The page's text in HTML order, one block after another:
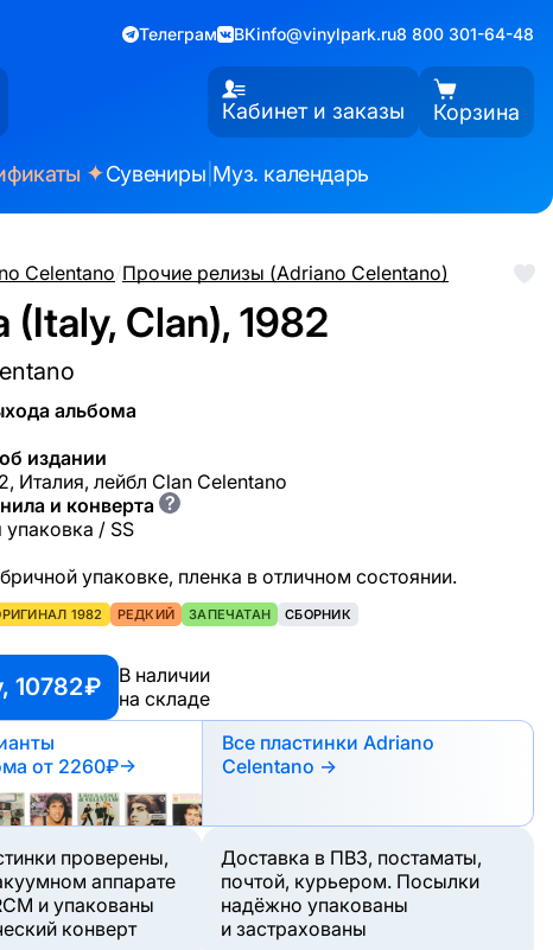
Телеграм ВКinfo@vinylpark.ru8 800 301-64-48
Кабинет и заказы Корзина
✦Сувениры Муз. календарь
Celentano/Прочие релизы (Adriano Celentano)
(Italy, Clan), 1982
альбома
издании
Италия, лейбл Clan Celentano
и конверта ?
упаковка / SS
упаковке, пленка в отличном состоянии.
1982 РЕДКИЙ ЗАПЕЧАТАН СБОРНИК
10782 ₽
В наличии
на складе
от 2260₽→
Все пластинки Adriano
Celentano →
проверены,
аппарате
и упакованы
конверт
Доставка в ПВЗ, постаматы,
почтой, курьером. Посылки
надёжно упакованы
и застрахованы